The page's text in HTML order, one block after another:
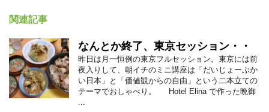
関連記事
なんとか終了、東京セッション・・
昨日は月一恒例の東京フルセッション。東京には前
夜入りして、朝イチのミニ講座は「だいじょーぶか
い日本」と「価値観からの自由」という二本立ての
テーマでおしゃべり。 Hotel Elina で作った晩御
...